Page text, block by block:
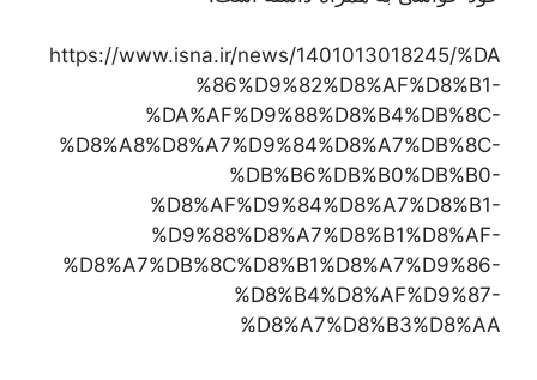
https://www.isna.ir/news/1401013018245/%DA
%86%D9%82%D8%AF%D8%B1-
%DA%AF%D9%88%D8%B4%DB%8C-
%D8%A8%D8%A7%D9%84%D8%A7%DB%8C-
%DB%B6%DB%B0%DB%B0-
%D8%AF%D9%84%D8%A7%D8%B1-
%D9%88%D8%A7%D8%B1%D8%AF-
%D8%A7%DB%8C%D8%B1%D8%A7%D9%86-
%D8%B4%D8%AF%D9%87-
%D8%A7%D8%B3%D8%AA